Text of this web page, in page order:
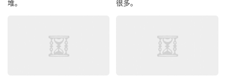
堆。
很多。